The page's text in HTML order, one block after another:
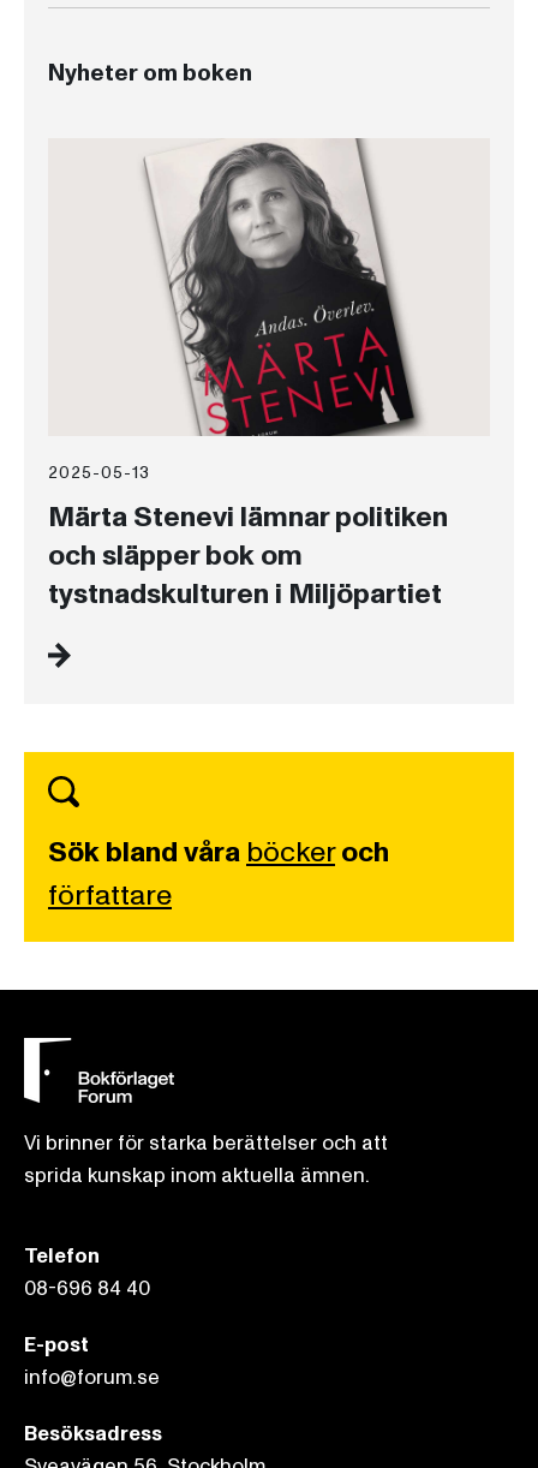
Nyheter om boken
2025-05-13
Märta Stenevi lämnar politiken
och släpper bok om
tystnadskulturen i Miljöpartiet
Sök bland våra böckeroch
författare
Vi brinner för starka berättelser och att
sprida kunskap inom aktuella ämnen.
Telefon
08-696 84 40
E-post
info@forum.se
Besöksadress